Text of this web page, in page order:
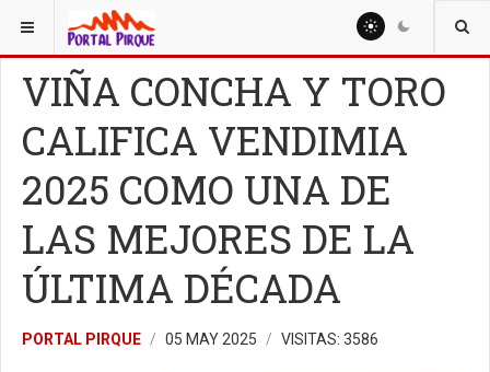
ESTÁ AQUÍ: NOTICIAS
VIÑA CONCHA Y TORO
CALIFICA VENDIMIA
2025 COMO UNA DE
LAS MEJORES DE LA
ÚLTIMA DÉCADA
PORTAL PIRQUE 05 MAY 2025 VISITAS: 3586